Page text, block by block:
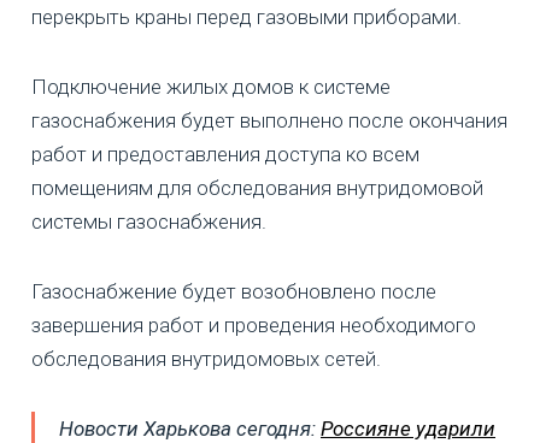
перекрыть краны перед газовыми приборами.
Подключение жилых домов к системе
газоснабжения будет выполнено после окончания
работ и предоставления доступа ко всем
помещениям для обследования внутридомовой
системы газоснабжения.
Газоснабжение будет возобновлено после
завершения работ и проведения необходимого
обследования внутридомовых сетей.
Новости Харькова сегодня: Россияне ударили